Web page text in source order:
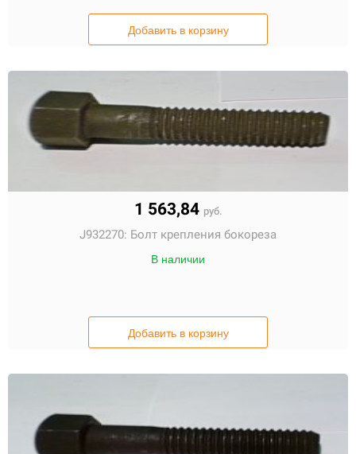
Добавить в корзину
1 563,84 руб.
J932270: Болт крепления бокореза
В наличии
Добавить в корзину